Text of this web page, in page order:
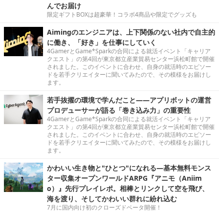
んでお届け
限定ギフトBOXは超豪華！コラボ4商品や限定でグッズも
Aimingのエンジニアは、上下関係のない社内で自主的
に働き、「好き」を仕事にしていく
4GamerとGame*Sparkの合同による就活イベント「キャリア
クエスト」の第4回が東京都立産業貿易センター浜松町館で開催
されました。このイベントに合わせ、自身の就活時のエピソー
ドを若手クリエイターに聞いてみたので、その模様をお届けし
ます。
若手抜擢の環境で学んだこと――アプリボットの運営
プロデューサーが語る「巻き込み力」の重要性
4GamerとGame*Sparkの合同による就活イベント「キャリア
クエスト」の第4回が東京都立産業貿易センター浜松町館で開催
されました。このイベントに合わせ、自身の就活時のエピソー
ドを若手クリエイターに聞いてみたので、その模様をお届けし
ます。
かわいい生き物と"ひとつ"になれる―基本無料モンス
ター収集オープンワールドARPG『アニモ（Aniim
o）』先行プレイレポ。相棒とリンクして空を飛び、
海を渡り、そしてかわいい群れに紛れ込む
7月に国内向け初のクローズドベータ開催！